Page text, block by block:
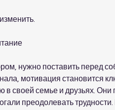
нужно поставить перед
мотивация становится
своей семье и друзьях. Они
преодолевать